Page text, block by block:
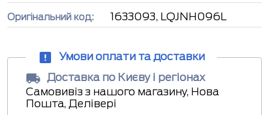
Оригінальний код: 1633093, LQJNH096L
Умови оплати та доставки
Доставка по Києву і регіонах
Самовивіз з нашого магазину, Нова
Пошта, Делівері